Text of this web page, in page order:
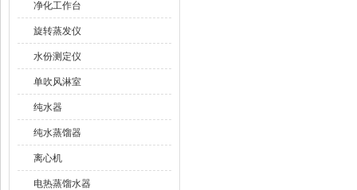
净化工作台
旋转蒸发仪
水份测定仪
单吹风淋室
纯水器
纯水蒸馏器
离心机
电热蒸馏水器